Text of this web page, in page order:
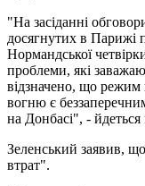
"На засіданні
досягнутих в Парижі
Нормандської
проблеми, які
відзначено, що режим
вогню є
на Донбасі", - йдеться
Зеленський заявив, що
втрат".